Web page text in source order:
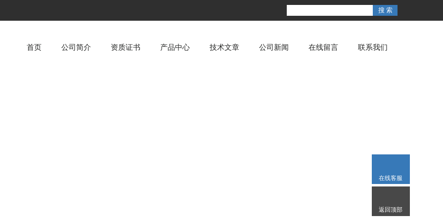
首页 公司简介 资质证书 产品中心 技术文章 公司新闻 在线留言 联系我们
在线客服
返回顶部